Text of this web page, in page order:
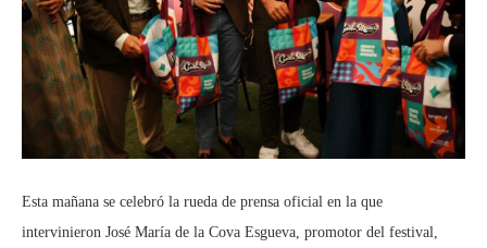
Esta mañana se celebró la rueda de prensa oficial en la que
intervinieron José María de la Cova Esgueva, promotor del festival,